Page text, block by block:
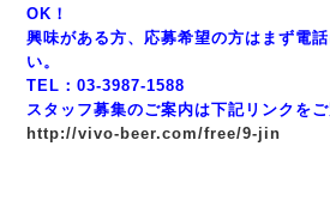
OK！
興味がある方、応募希望の方はまず電
い。
TEL：03-3987-1588
スタッフ募集のご案内は下記リンクをご
http://vivo-beer.com/free/9-jin